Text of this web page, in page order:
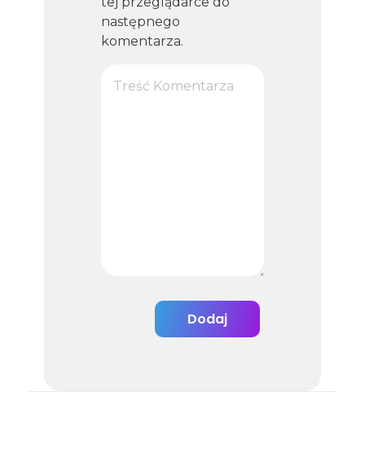
następnego
komentarza.